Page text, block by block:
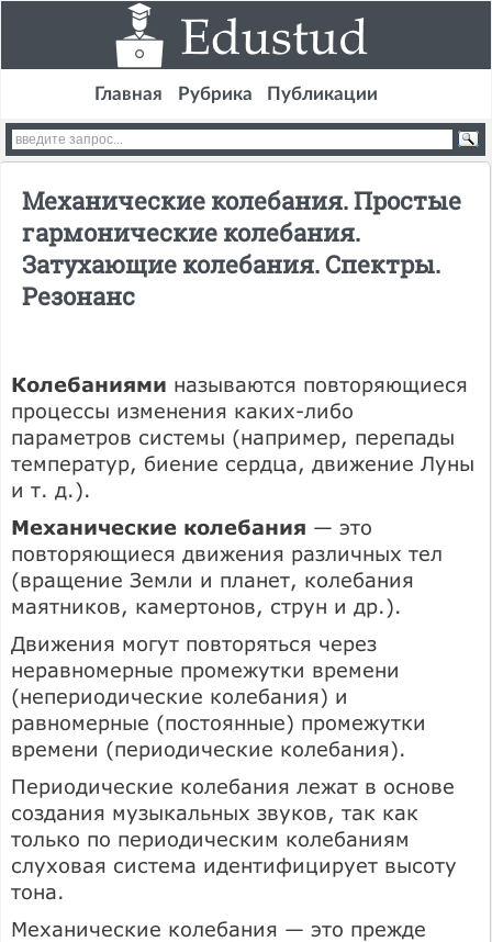
Главная Рубрика Публикации
Механические колебания. Простые
гармонические колебания.
Затухающие колебания. Спектры.
Резонанс
Колебаниями называются повторяющиеся
процессы изменения каких-либо
параметров системы (например, перепады
температур, биение сердца, движение Луны
и т. д.).
Механические колебания — это
повторяющиеся движения различных тел
(вращение Земли и планет, колебания
маятников, камертонов, струн и др.).
Движения могут повторяться через
неравномерные промежутки времени
(непериодические колебания) и
равномерные (постоянные) промежутки
времени (периодические колебания).
Периодические колебания лежат в основе
создания музыкальных звуков, так как
только по периодическим колебаниям
слуховая система идентифицирует высоту
тона.
Механические колебания — это прежде